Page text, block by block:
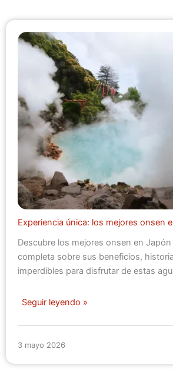
Experiencia única: los mejores onsen
Descubre los mejores onsen en
completa sobre sus beneficios,
imperdibles para disfrutar de estas
Seguir leyendo »
3 mayo 2026